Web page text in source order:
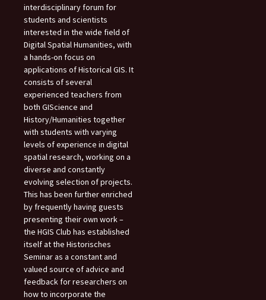
interdisciplinary forum for
students and scientists
interested in the wide field of
Digital Spatial Humanities, with
a hands-on focus on
applications of Historical GIS. It
consists of several
experienced teachers from
both GIScience and
History/Humanities together
with students with varying
levels of experience in digital
spatial research, working on a
diverse and constantly
evolving selection of projects.
This has been further enriched
by frequently having guests
presenting their own work –
the HGIS Club has established
itself at the Historisches
Seminar as a constant and
valued source of advice and
feedback for researchers on
how to incorporate the